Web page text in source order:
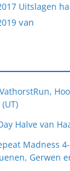
Uitslagen
van
Halve van
Madness
Gerwen